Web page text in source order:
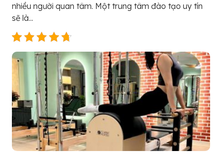
nhiều người quan tâm. Một trung tâm đào tạo uy tín
sẽ là...